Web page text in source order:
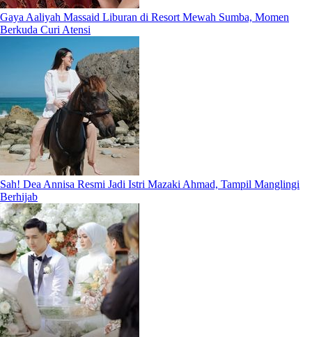
Gaya Aaliyah Massaid Liburan di Resort Mewah Sumba, Momen
Berkuda Curi Atensi
Sah! Dea Annisa Resmi Jadi Istri Mazaki Ahmad, Tampil Manglingi
Berhijab